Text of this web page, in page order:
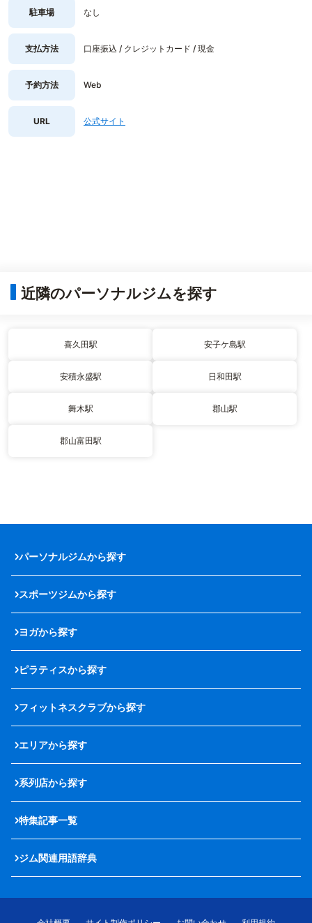
駐車場 なし
支払方法 口座振込 / クレジットカード / 現金
予約方法 Web
URL 公式サイト
近隣のパーソナルジムを探す
喜久田駅 安子ケ島駅
安積永盛駅 日和田駅
舞木駅 郡山駅
郡山富田駅
パーソナルジムから探す
スポーツジムから探す
ヨガから探す
ピラティスから探す
フィットネスクラブから探す
エリアから探す
系列店から探す
特集記事一覧
ジム関連用語辞典